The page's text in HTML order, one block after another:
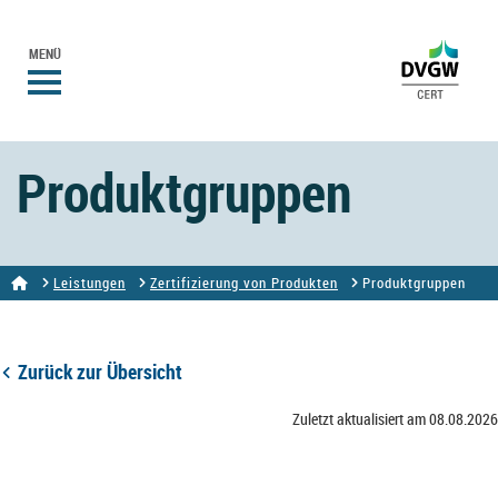
MENÜ
Produktgruppen
Leistungen Zertifizierung von Produkten Produktgruppen
Zurück zur Übersicht
Zuletzt aktualisiert am 08.08.2026